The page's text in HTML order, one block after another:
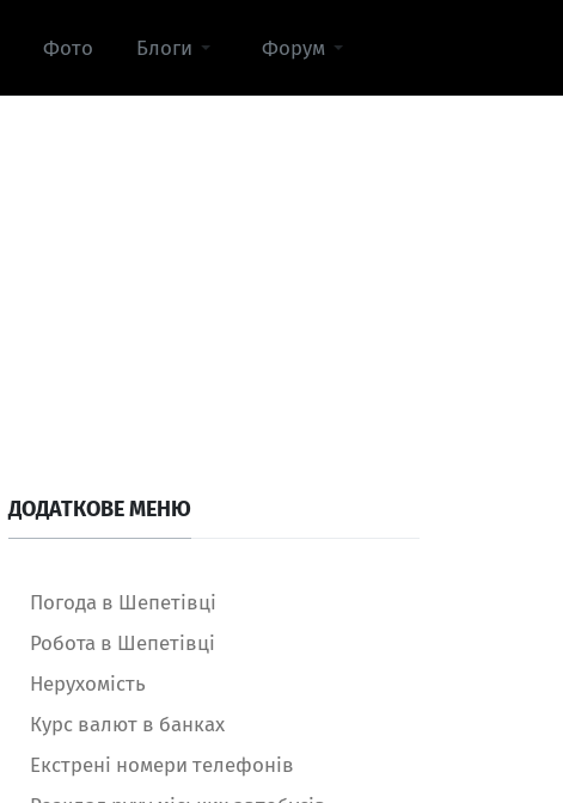
Фото Блоги Форум
ДОДАТКОВЕ МЕНЮ
Погода в Шепетівці
Робота в Шепетівці
Нерухомість
Курс валют в банках
Екстрені номери телефонів